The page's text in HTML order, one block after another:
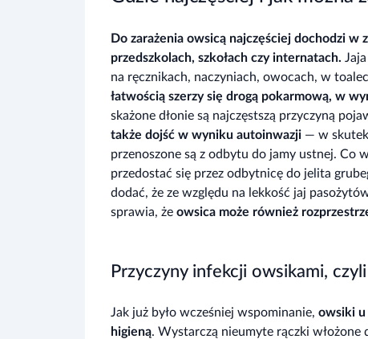
Do zarażenia owsicą najczęściej dochodzi w
przedszkolach, szkołach czy internatach.
na ręcznikach, naczyniach, owocach, w
łatwością szerzy się drogą pokarmową, w
skażone dłonie są najczęstszą przyczyną
także dojść w wyniku autoinwazji — w
przenoszone są z odbytu do jamy ustnej. Co
przedostać się przez odbytnicę do jelita
dodać, że ze względu na lekkość jaj
sprawia, że owsica może również
Przyczyny infekcji owsikami,
Jak już było wcześniej wspominanie, owsiki u
higieną. Wystarczą nieumyte rączki włożone